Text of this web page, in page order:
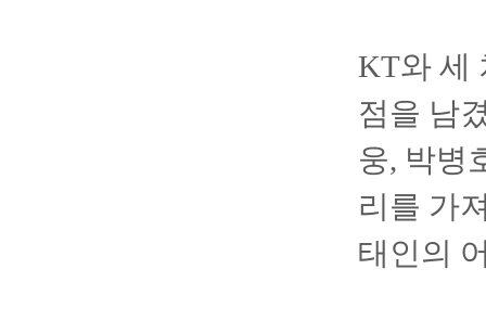
KT와 세
점을 남
웅, 박병
리를 가
태인의